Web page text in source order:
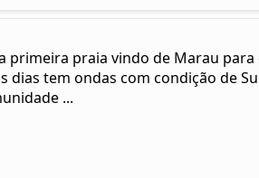
primeira praia vindo de Marau
dias tem ondas com condição de
...